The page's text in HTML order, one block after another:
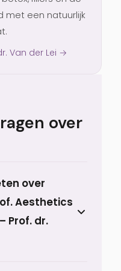
met een natuurlijk
Van der Lei →
over
over
Aesthetics
Prof. dr.